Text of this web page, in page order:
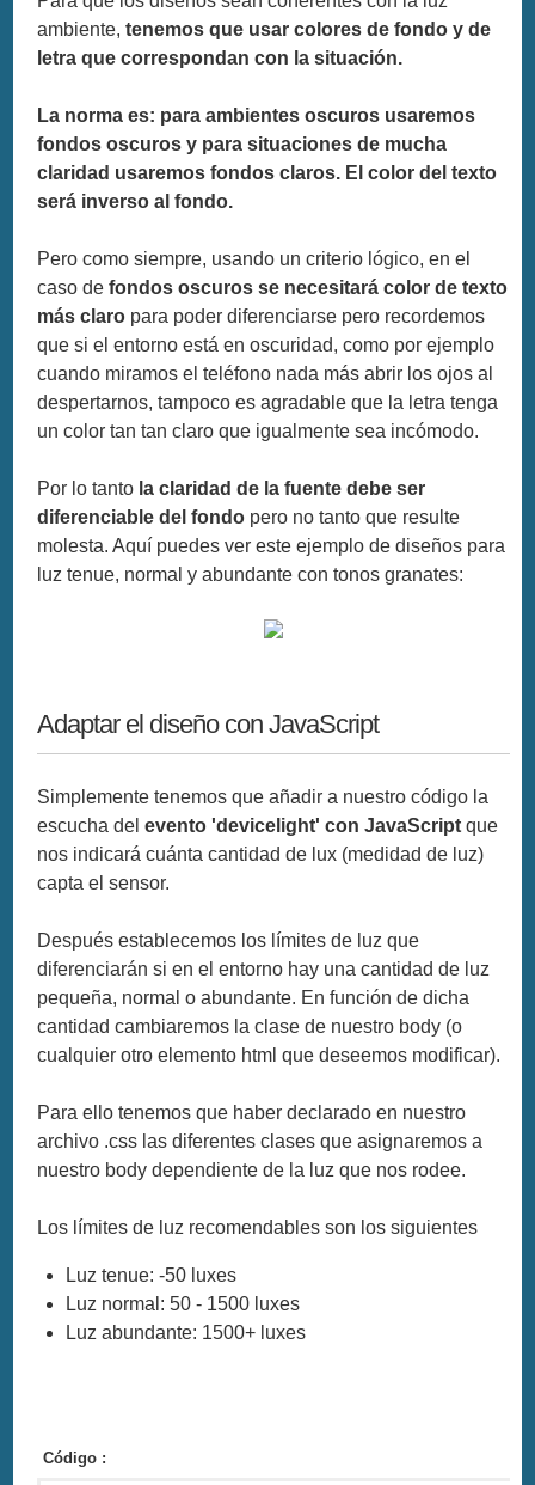
ambiente,tenemos que usar colores de fondo y de
letra que correspondan con la situación.
La norma es: para ambientes oscuros usaremos
fondos oscuros y para situaciones de mucha
claridad usaremos fondos claros. El color del texto
será inverso al fondo.
Pero como siempre, usando un criterio lógico, en el
caso defondos oscuros se necesitará color de texto
más claro para poder diferenciarse pero recordemos
que si el entorno está en oscuridad, como por ejemplo
cuando miramos el teléfono nada más abrir los ojos al
despertarnos, tampoco es agradable que la letra tenga
un color tan tan claro que igualmente sea incómodo.
Por lo tanto la claridad de la fuente debe ser
diferenciable del fondo pero no tanto que resulte
molesta. Aquí puedes ver este ejemplo de diseños para
luz tenue, normal y abundante con tonos granates:
Adaptar el diseño con JavaScript
Simplemente tenemos que añadir a nuestro código la
escucha delevento 'devicelight' con JavaScript que
nos indicará cuánta cantidad de lux (medidad de luz)
capta el sensor.
Después establecemos los límites de luz que
diferenciarán si en el entorno hay una cantidad de luz
pequeña, normal o abundante. En función de dicha
cantidad cambiaremos la clase de nuestro body (o
cualquier otro elemento html que deseemos modificar).
Para ello tenemos que haber declarado en nuestro
archivo .css las diferentes clases que asignaremos a
nuestro body dependiente de la luz que nos rodee.
Los límites de luz recomendables son los siguientes
Luz tenue: -50 luxes
Luz normal: 50 - 1500 luxes
Luz abundante: 1500+ luxes
Código :